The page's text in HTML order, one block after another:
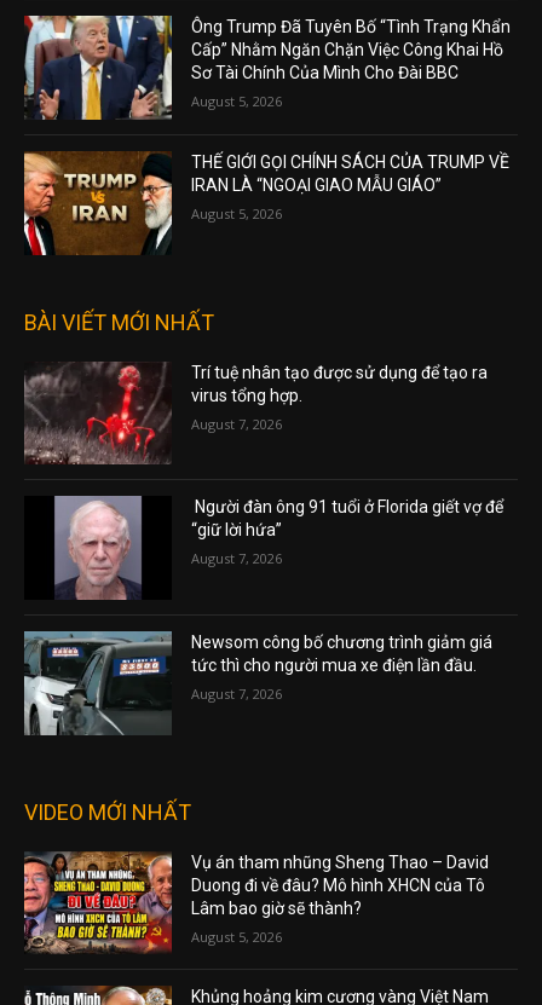
Ông Trump Đã Tuyên Bố “Tình Trạng Khẩn
Cấp” Nhằm Ngăn Chặn Việc Công Khai Hồ
Sơ Tài Chính Của Mình Cho Đài BBC
August 5, 2026
THẾ GIỚI GỌI CHÍNH SÁCH CỦA TRUMP VỀ
IRAN LÀ “NGOẠI GIAO MẪU GIÁO”
August 5, 2026
BÀI VIẾT MỚI NHẤT
Trí tuệ nhân tạo được sử dụng để tạo ra
virus tổng hợp.
August 7, 2026
Người đàn ông 91 tuổi ở Florida giết vợ để
“giữ lời hứa”
August 7, 2026
Newsom công bố chương trình giảm giá
tức thì cho người mua xe điện lần đầu.
August 7, 2026
VIDEO MỚI NHẤT
Vụ án tham nhũng Sheng Thao – David
Duong đi về đâu? Mô hình XHCN của Tô
Lâm bao giờ sẽ thành?
August 5, 2026
Khủng hoảng kim cương vàng Việt Nam